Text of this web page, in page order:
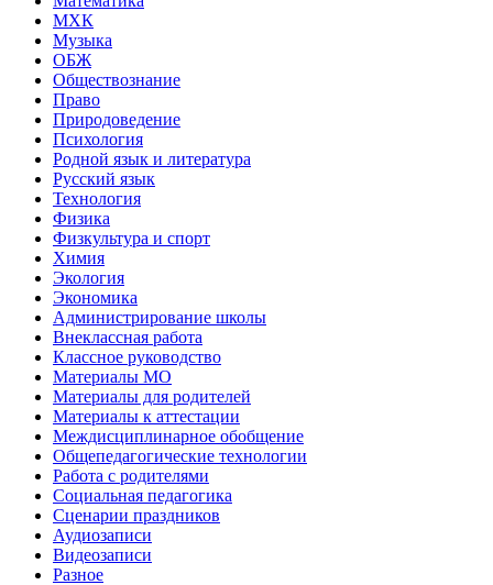
МХК
Музыка
ОБЖ
Обществознание
Право
Природоведение
Психология
Родной язык и литература
Русский язык
Технология
Физика
Физкультура и спорт
Химия
Экология
Экономика
Администрирование школы
Внеклассная работа
Классное руководство
Материалы МО
Материалы для родителей
Материалы к аттестации
Междисциплинарное обобщение
Общепедагогические технологии
Работа с родителями
Социальная педагогика
Сценарии праздников
Аудиозаписи
Видеозаписи
Разное